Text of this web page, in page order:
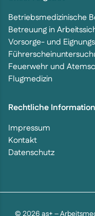
Betriebsmedizinische
Betreuung in
Vorsorge- und
Feuerwehr und
Flugmedizin
Rechtliche
Impressum
Kontakt
Datenschutz